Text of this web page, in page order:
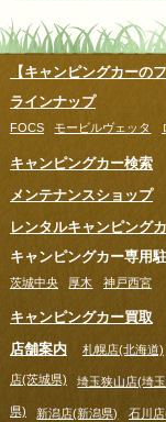
【キャンピングカーの
ラインナップ
FOCS モービルヴェッタ
キャンピングカー検索
メンテナンスショップ
レンタルキャンピング
キャンピングカー専用
茨城中央 厚木 神戸西宮
キャンピングカー買取
店舗案内 札幌店(北海道)
店(茨城県) 埼玉狭山店(埼
県) 新潟店(新潟県) 石川